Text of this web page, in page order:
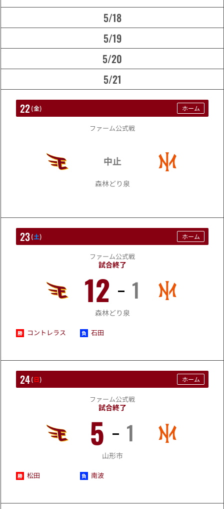
5/18
5/19
5/20
5/21
5/22
22(金) ホーム
ファーム公式戦
中止
森林どり泉
5/23
23(土) ホーム
ファーム公式戦
試合終了
12 1
森林どり泉
コントレラス 石田
5/24
24(日) ホーム
ファーム公式戦
試合終了
5 1
山形市
松田 南波